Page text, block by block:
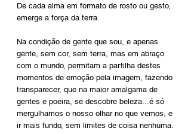
De cada alma em formato de rosto ou gesto,
emerge a força da terra.
Na condição de gente que sou, e apenas
gente, sem cor, sem terra, mas em abraço
com o mundo, permitam a partilha destes
momentos de emoção pela imagem, fazendo
transparecer, que na maior amalgama de
gentes e poeira, se descobre beleza...é só
mergulhamos o nosso olhar no que vemos, e
ir mais fundo, sem limites de coisa nenhuma.